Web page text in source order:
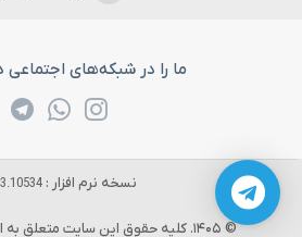
ما را در شبکه‌های اجتماعی
© 1405. کلیه حقوق این سایت متعلق به اسکین سنتر می باشد.
نسخه نرم افزار :